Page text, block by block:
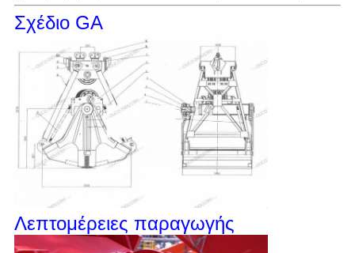
Σχέδιο GA
Λεπτομέρειες παραγωγής